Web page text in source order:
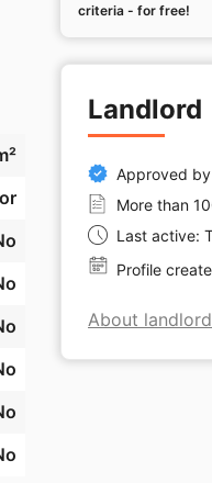
criteria - for free!
Landlord
Approved
More than
Last active:
Profile
About